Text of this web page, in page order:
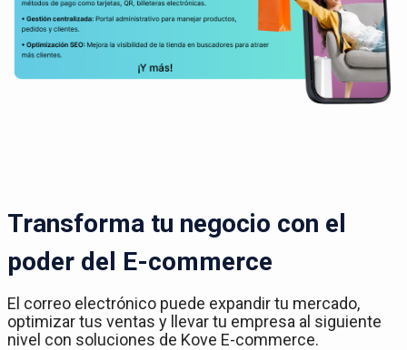
Transforma tu negocio con el
poder del E-commerce
El correo electrónico puede expandir tu mercado,
optimizar tus ventas y llevar tu empresa al siguiente
nivel con soluciones de Kove E-commerce.